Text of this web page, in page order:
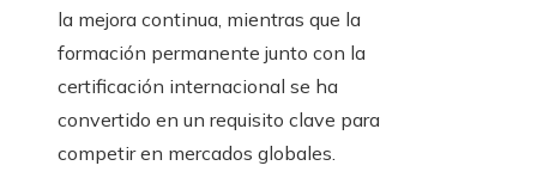
la mejora continua, mientras que la
formación permanente junto con la
certificación internacional se ha
convertido en un requisito clave para
competir en mercados globales.